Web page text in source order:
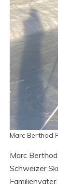
Marc Berthod
Marc
Schweizer